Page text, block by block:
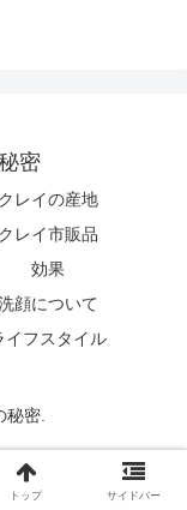
密
クレイの産地
クレイ市販品
効果
顔について
イフスタイル
密.
トップ サイドバー